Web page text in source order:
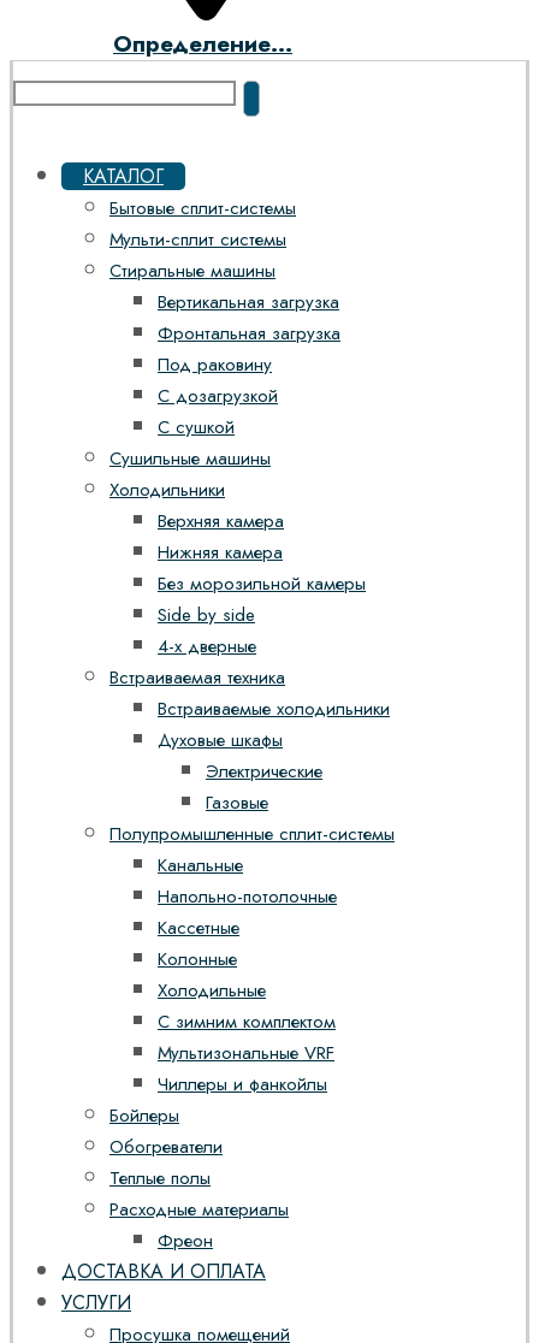
Определение...
КАТАЛОГ
Бытовые сплит-системы
Мульти-сплит системы
Стиральные машины
Вертикальная загрузка
Фронтальная загрузка
Под раковину
С дозагрузкой
С сушкой
Сушильные машины
Холодильники
Верхняя камера
Нижняя камера
Без морозильной камеры
Side by side
4-х дверные
Встраиваемая техника
Встраиваемые холодильники
Духовые шкафы
Электрические
Газовые
Полупромышленные сплит-системы
Канальные
Напольно-потолочные
Кассетные
Колонные
Холодильные
С зимним комплектом
Мультизональные VRF
Чиллеры и фанкойлы
Бойлеры
Обогреватели
Теплые полы
Расходные материалы
Фреон
ДОСТАВКА И ОПЛАТА
УСЛУГИ
Просушка помещений